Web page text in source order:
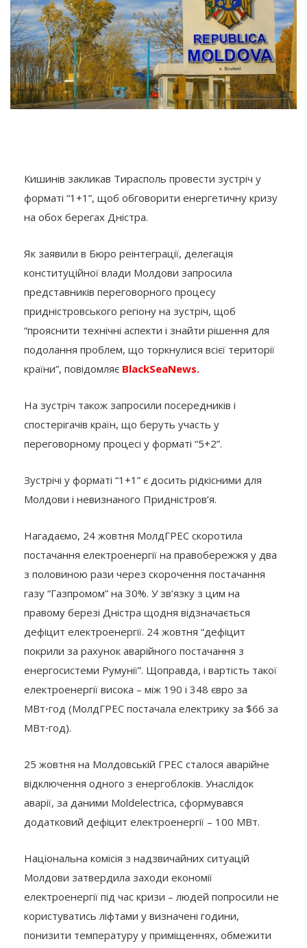
Кишинів закликав Тирасполь провести зустріч у
форматі “1+1”, щоб обговорити енергетичну кризу
на обох берегах Дністра.
Як заявили в Бюро реінтеграції, делегація
конституційної влади Молдови запросила
представників переговорного процесу
придністровського регіону на зустріч, щоб
“прояснити технічні аспекти і знайти рішення для
подолання проблем, що торкнулися всієї території
країни”, повідомляє BlackSeaNews.
На зустріч також запросили посередників і
спостерігачів країн, що беруть участь у
переговорному процесі у форматі “5+2”.
Зустрічі у форматі “1+1” є досить рідкісними для
Молдови і невизнаного Придністров’я.
Нагадаємо, 24 жовтня МолдГРЕС скоротила
постачання електроенергії на правобережжя у два
з половиною рази через скорочення постачання
газу “Газпромом” на 30%. У зв’язку з цим на
правому березі Дністра щодня відзначається
дефіцит електроенергії. 24 жовтня “дефіцит
покрили за рахунок аварійного постачання з
енергосистеми Румунії”. Щоправда, і вартість такої
електроенергії висока – між 190 і 348 євро за
МВт⋅год (МолдГРЕС постачала електрику за $66 за
МВт⋅год).
25 жовтня на Молдовській ГРЕС сталося аварійне
відключення одного з енергоблоків. Унаслідок
аварії, за даними Moldelectrica, сформувався
додатковий дефіцит електроенергії – 100 МВт.
Національна комісія з надзвичайних ситуацій
Молдови затвердила заходи економії
електроенергії під час кризи – людей попросили не
користуватись ліфтами у визначені години,
понизити температуру у приміщеннях, обмежити